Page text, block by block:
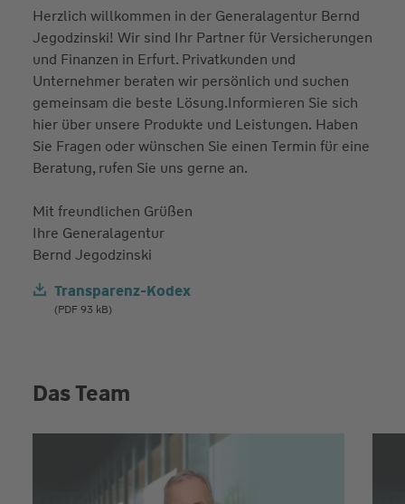
Herzlich willkommen in der Generalagentur Bernd
Jegodzinski! Wir sind Ihr Partner für Versicherungen
und Finanzen in Erfurt. Privatkunden und
Unternehmer beraten wir persönlich und suchen
gemeinsam die beste Lösung.Informieren Sie sich
hier über unsere Produkte und Leistungen. Haben
Sie Fragen oder wünschen Sie einen Termin für eine
Beratung, rufen Sie uns gerne an.
Mit freundlichen Grüßen
Ihre Generalagentur
Bernd Jegodzinski
Transparenz-Kodex
(PDF 93 kB)
Das Team